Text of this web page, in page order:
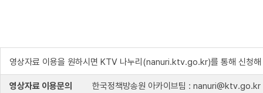
영상자료 이용을 원하시면 KTV 나누리(nanuri.ktv.go.kr)를 통해 신청해
영상자료 이용문의 한국정책방송원 아카이브팀 : nanuri@ktv.go.kr